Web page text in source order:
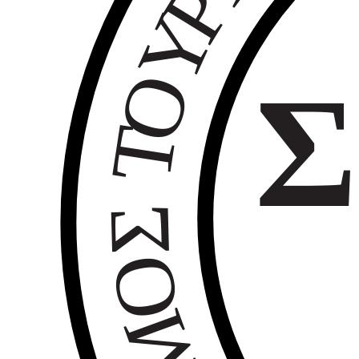
Ο
Σ
Τ
Ο
Υ